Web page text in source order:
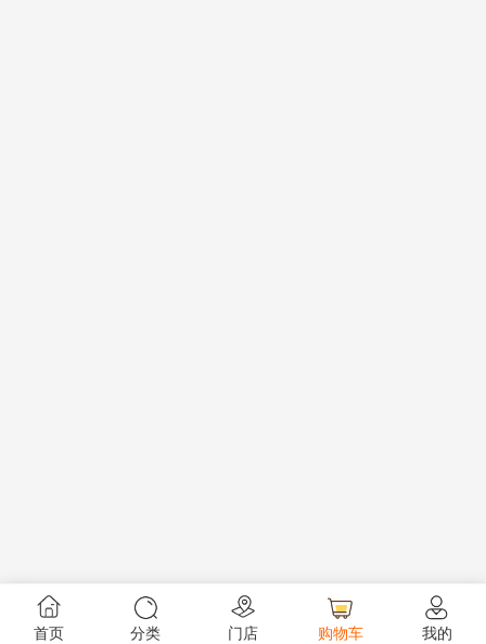
首页 分类 门店 购物车 我的